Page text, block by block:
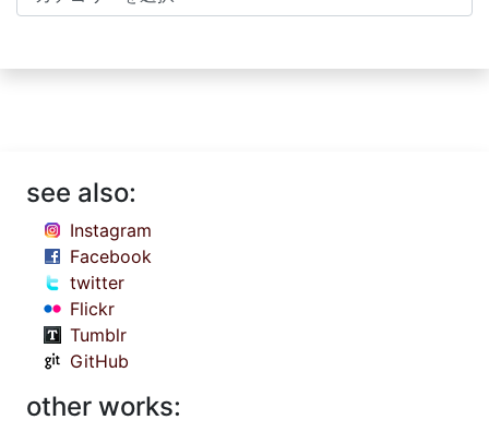
see also:
Instagram
Facebook
twitter
Flickr
Tumblr
GitHub
other works: